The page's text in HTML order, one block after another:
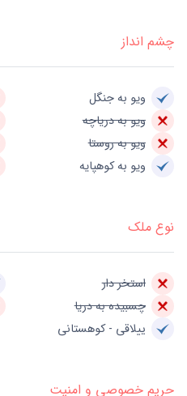
چشم انداز
ویو به جنگل
ویو به دریاچه
ویو به روستا
ویو به کوهپایه
نوع ملک
استخر دار
چسبیده به دریا
ییلاقی - کوهستانی
حریم خصوصی و امنیت